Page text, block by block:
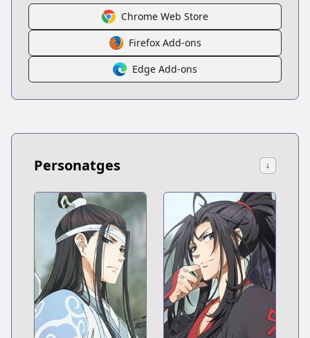
Chrome Web Store
Firefox Add-ons
Edge Add-ons
Personatges ↓